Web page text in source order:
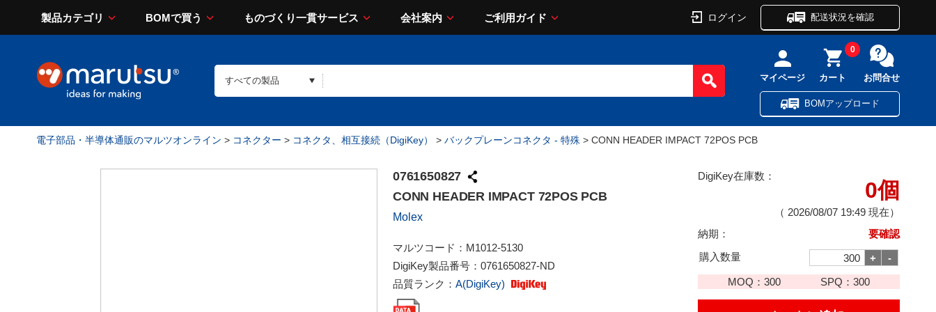
製品カテゴリ BOMで買う ものづくり一貫サービス 会社案内 ご利用ガイド ログイン 配送状況を確認
マイページ カート
0
お問合せ
BOMアップロード
電子部品・半導体通販のマルツオンライン > コネクター > コネクタ、相互接続（DigiKey） > バックプレーンコネクタ - 特殊 > CONN HEADER IMPACT 72POS PCB
0761650827
CONN HEADER IMPACT 72POS PCB
Molex
マルツコード： M1012-5130
DigiKey製品番号： 0761650827-ND
品質ランク： A(DigiKey)
DigiKey在庫数：
0個
（ 2026/08/07 19:49 現在）
納期：
要確認
購入数量
MOQ：300 SPQ： 300